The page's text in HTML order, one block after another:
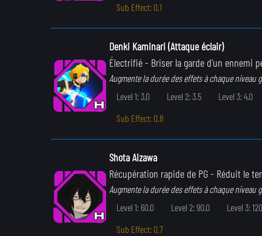
Sub Effect: 0.1
Denki Kaminari (Attaque éclair)
Électrifié- Briser la garde d'un ennemi
Augmente la durée des effets à chaque niveau
Level 1: 3.0
Level 2: 3.5 Level 3: 4.0
Sub Effect: 0.8
Shota Aizawa
Récupération rapide de PG - Réduit le
Augmente la durée des effets à chaque niveau
Level 1: 60.0
Level 2: 90.0 Level 3:
Sub Effect: 0.7